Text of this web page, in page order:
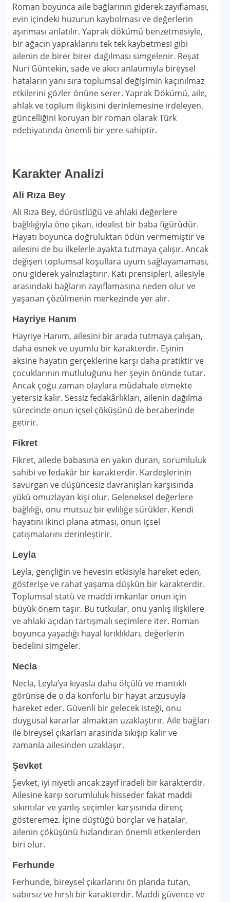
Roman boyunca aile bağlarının giderek zayıflaması,
evin içindeki huzurun kaybolması ve değerlerin
aşınması anlatılır. Yaprak dökümü benzetmesiyle,
bir ağacın yapraklarını tek tek kaybetmesi gibi
ailenin de birer birer dağılması simgelenir. Reşat
Nuri Güntekin, sade ve akıcı anlatımıyla bireysel
hataların yanı sıra toplumsal değişimin kaçınılmaz
etkilerini gözler önüne serer. Yaprak Dökümü, aile,
ahlak ve toplum ilişkisini derinlemesine irdeleyen,
güncelliğini koruyan bir roman olarak Türk
edebiyatında önemli bir yere sahiptir.
Karakter Analizi
Ali Rıza Bey
Ali Rıza Bey, dürüstlüğü ve ahlaki değerlere
bağlılığıyla öne çıkan, idealist bir baba figürüdür.
Hayatı boyunca doğruluktan ödün vermemiştir ve
ailesini de bu ilkelerle ayakta tutmaya çalışır. Ancak
değişen toplumsal koşullara uyum sağlayamaması,
onu giderek yalnızlaştırır. Katı prensipleri, ailesiyle
arasındaki bağların zayıflamasına neden olur ve
yaşanan çözülmenin merkezinde yer alır.
Hayriye Hanım
Hayriye Hanım, ailesini bir arada tutmaya çalışan,
daha esnek ve uyumlu bir karakterdir. Eşinin
aksine hayatın gerçeklerine karşı daha pratiktir ve
çocuklarının mutluluğunu her şeyin önünde tutar.
Ancak çoğu zaman olaylara müdahale etmekte
yetersiz kalır. Sessiz fedakârlıkları, ailenin dağılma
sürecinde onun içsel çöküşünü de beraberinde
getirir.
Fikret
Fikret, ailede babasına en yakın duran, sorumluluk
sahibi ve fedakâr bir karakterdir. Kardeşlerinin
savurgan ve düşüncesiz davranışları karşısında
yükü omuzlayan kişi olur. Geleneksel değerlere
bağlılığı, onu mutsuz bir evliliğe sürükler. Kendi
hayatını ikinci plana atması, onun içsel
çatışmalarını derinleştirir.
Leyla
Leyla, gençliğin ve hevesin etkisiyle hareket eden,
gösterişe ve rahat yaşama düşkün bir karakterdir.
Toplumsal statü ve maddi imkanlar onun için
büyük önem taşır. Bu tutkular, onu yanlış ilişkilere
ve ahlaki açıdan tartışmalı seçimlere iter. Roman
boyunca yaşadığı hayal kırıklıkları, değerlerin
bedelini simgeler.
Necla
Necla, Leyla’ya kıyasla daha ölçülü ve mantıklı
görünse de o da konforlu bir hayat arzusuyla
hareket eder. Güvenli bir gelecek isteği, onu
duygusal kararlar almaktan uzaklaştırır. Aile bağları
ile bireysel çıkarları arasında sıkışıp kalır ve
zamanla ailesinden uzaklaşır.
Şevket
Şevket, iyi niyetli ancak zayıf iradeli bir karakterdir.
Ailesine karşı sorumluluk hisseder fakat maddi
sıkıntılar ve yanlış seçimler karşısında direnç
gösteremez. İçine düştüğü borçlar ve hatalar,
ailenin çöküşünü hızlandıran önemli etkenlerden
biri olur.
Ferhunde
Ferhunde, bireysel çıkarlarını ön planda tutan,
sabırsız ve hırslı bir karakterdir. Maddi güvence ve